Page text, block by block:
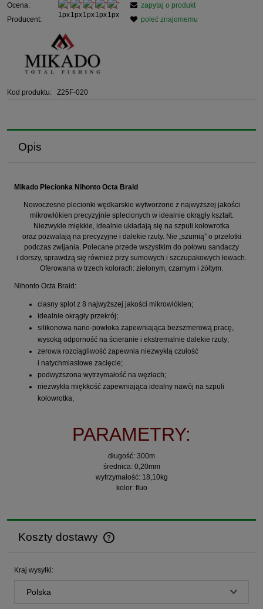
Ocena:
Producent:
Kod produktu: Z25F-020
zapytaj o produkt
poleć znajomemu
Opis
Mikado Plecionka Nihonto Octa Braid
Nowoczesne plecionki wędkarskie wytworzone z najwyższej jakości
mikrowłókien precyzyjnie splecionych w idealnie okrągły kształt.
Niezwykle miękkie, idealnie układają się na szpuli kołowrotka
oraz pozwalają na precyzyjne i dalekie rzuty. Nie „szumią” o przelotki
podczas zwijania. Polecane przede wszystkim do połowu sandaczy
i dorszy, sprawdzą się również przy sumowych i szczupakowych łowach.
Oferowana w trzech kolorach: zielonym, czarnym i żółtym.
Nihonto Octa Braid:
ciasny splot z 8 najwyższej jakości mikrowłókien;
idealnie okrągły przekrój;
silikonowa nano-powłoka zapewniająca bezszmerową pracę,
wysoką odporność na ścieranie i ekstremalnie dalekie rzuty;
zerowa rozciągliwość zapewnia niezwykłą czułość
i natychmiastowe zacięcie;
podwyższona wytrzymałość na węzłach;
niezwykła miękkość zapewniająca idealny nawój na szpuli
kołowrotka;
PARAMETRY:
długość: 300m
średnica: 0,20mm
wytrzymałość: 18,10kg
kolor: fluo
Koszty dostawy
Cena nie zawiera ewentualnych kosztów płatności
Kraj wysyłki: